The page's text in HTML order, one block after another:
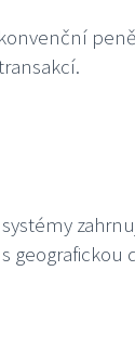
geografickou